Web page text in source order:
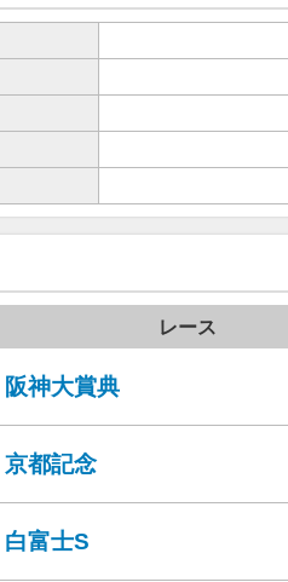
レース
阪神大賞典
京都記念
白富士S